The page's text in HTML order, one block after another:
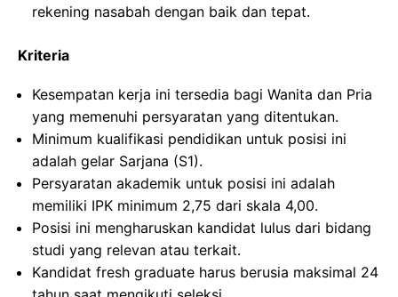
rekening nasabah dengan baik dan tepat.
Kriteria
Kesempatan kerja ini tersedia bagi Wanita dan Pria
yang memenuhi persyaratan yang ditentukan.
Minimum kualifikasi pendidikan untuk posisi ini
adalah gelar Sarjana (S1).
Persyaratan akademik untuk posisi ini adalah
memiliki IPK minimum 2,75 dari skala 4,00.
Posisi ini mengharuskan kandidat lulus dari bidang
studi yang relevan atau terkait.
Kandidat fresh graduate harus berusia maksimal 24